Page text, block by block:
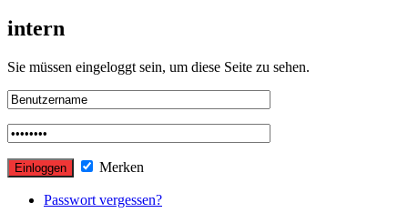
intern
Sie müssen eingeloggt sein, um diese Seite zu sehen.
Merken
Passwort vergessen?